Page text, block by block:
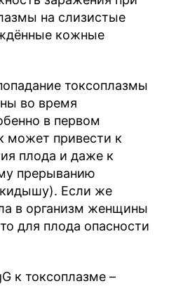
на слизистые
кожные
токсоплазмы
во время
в первом
может привести к
плода и даже к
прерыванию
Если же
в организм женщины
для плода опасности
к токсоплазме –